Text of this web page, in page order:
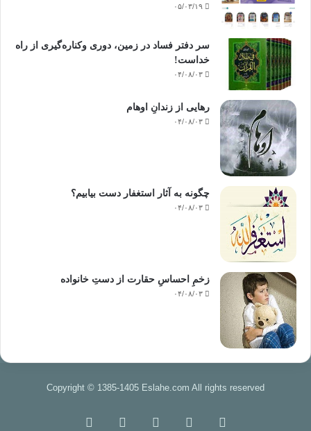
۰۵/۰۳/۱۹
سر دفتر فساد در زمین‌، دوری وکناره‌گیری از راه
خداست‌!
۰۴/۰۸/۰۳
رهایی از زندانِ اوهام
۰۴/۰۸/۰۳
چگونه به آثار استغفار دست بیابیم؟
۰۴/۰۸/۰۳
زخمِ احساسِ حقارت از دستِ خانواده
۰۴/۰۸/۰۳
Copyright © 1385-1405 Eslahe.com All rights reserved
خوراک اینستاگرام